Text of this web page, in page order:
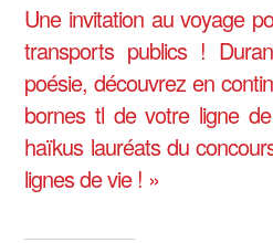
Une invitation au voyage
transports publics !
poésie, découvrez en
bornes tl de votre ligne
haïkus lauréats du
lignes de vie ! »